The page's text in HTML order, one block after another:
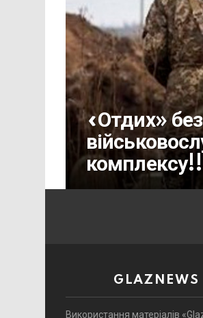
«Отдих»
GLAZNEWS
Використання матеріалів